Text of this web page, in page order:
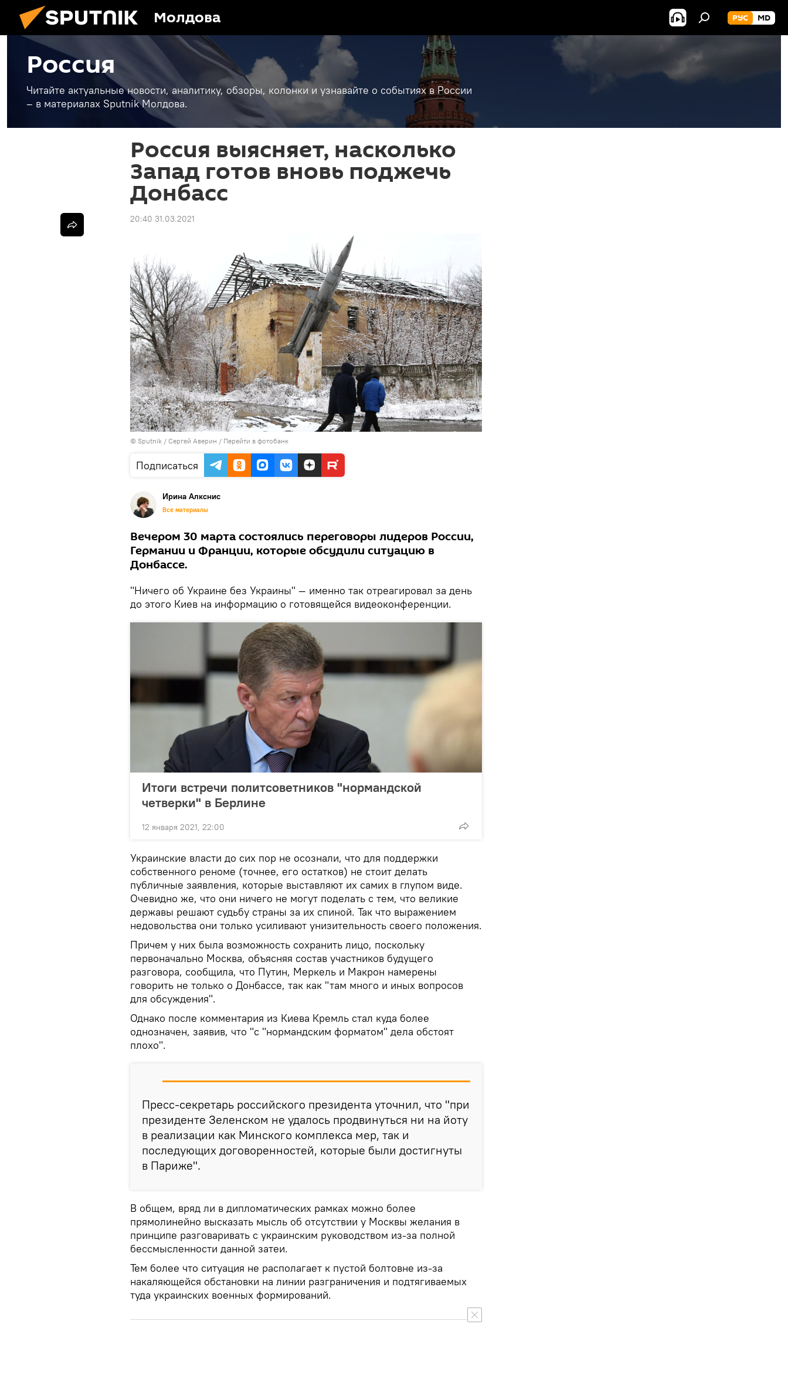
Молдова РУС MD
Россия
Читайте актуальные новости, аналитику, обзоры, колонки и узнавайте о событиях в России
– в материалах Sputnik Молдова.
Россия выясняет, насколько
Запад готов вновь поджечь
Донбасс
20:40 31.03.2021
© Sputnik / Сергей Аверин / Перейти в фотобанк
Подписаться
Ирина Алкснис
Все материалы
Вечером 30 марта состоялись переговоры лидеров России,
Германии и Франции, которые обсудили ситуацию в
Донбассе.
"Ничего об Украине без Украины" — именно так отреагировал за день
до этого Киев на информацию о готовящейся видеоконференции.
Итоги встречи политсоветников "нормандской
четверки" в Берлине
12 января 2021, 22:00
Украинские власти до сих пор не осознали, что для поддержки
собственного реноме (точнее, его остатков) не стоит делать
публичные заявления, которые выставляют их самих в глупом виде.
Очевидно же, что они ничего не могут поделать с тем, что великие
державы решают судьбу страны за их спиной. Так что выражением
недовольства они только усиливают унизительность своего положения.
Причем у них была возможность сохранить лицо, поскольку
первоначально Москва, объясняя состав участников будущего
разговора, сообщила, что Путин, Меркель и Макрон намерены
говорить не только о Донбассе, так как "там много и иных вопросов
для обсуждения".
Однако после комментария из Киева Кремль стал куда более
однозначен, заявив, что "с "нормандским форматом" дела обстоят
плохо".
Пресс-секретарь российского президента уточнил, что "при
президенте Зеленском не удалось продвинуться ни на йоту
в реализации как Минского комплекса мер, так и
последующих договоренностей, которые были достигнуты
в Париже".
В общем, вряд ли в дипломатических рамках можно более
прямолинейно высказать мысль об отсутствии у Москвы желания в
принципе разговаривать с украинским руководством из-за полной
бессмысленности данной затеи.
Тем более что ситуация не располагает к пустой болтовне из-за
накаляющейся обстановки на линии разграничения и подтягиваемых
туда украинских военных формирований.